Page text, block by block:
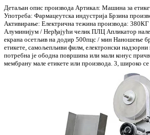
Детаљан опис производа Артикал: Машина за
Употреба: Фармацеутска индустрија Брзина
Активирање: Електрична тежина производа: 380КГ
Алуминијум / Нерђајући челик ПЛЦ Апликатор
екрана осетљив на додир 500пцс / мин Наношење
етикете, самољепљиви филм, електронски надзорни
потребна је ободна површина или мали конус
мембрану мале етикете или производа. 3, широко се